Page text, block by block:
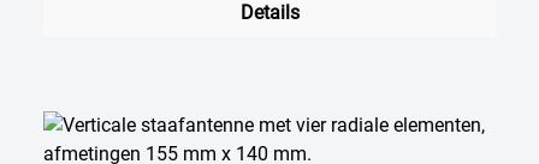
Details